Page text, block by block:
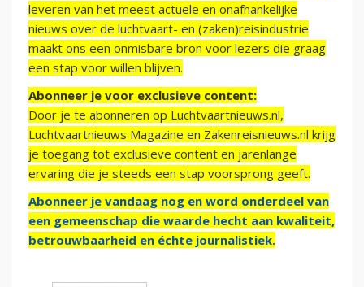
leveren van het meest actuele en onafhankelijke
nieuws over de luchtvaart- en (zaken)reisindustrie
maakt ons een onmisbare bron voor lezers die graag
een stap voor willen blijven.
Abonneer je voor exclusieve content:
Door je te abonneren op Luchtvaartnieuws.nl,
Luchtvaartnieuws Magazine en Zakenreisnieuws.nl krijg
je toegang tot exclusieve content en jarenlange
ervaring die je steeds een stap voorsprong geeft.
Abonneer je vandaag nog en word onderdeel van
een gemeenschap die waarde hecht aan kwaliteit,
betrouwbaarheid en échte journalistiek.